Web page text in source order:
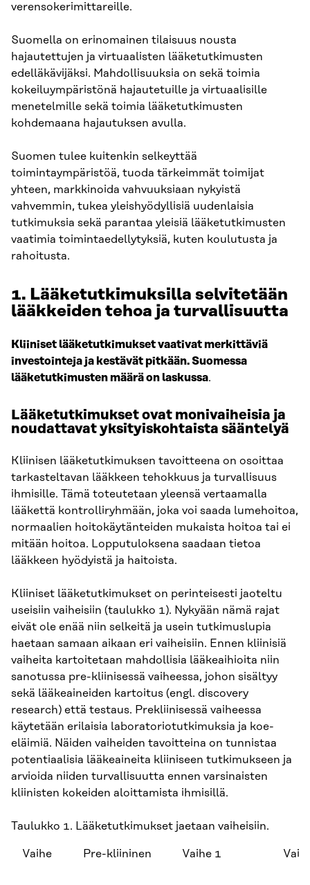
verensokerimittareille.
Suomella on erinomainen tilaisuus nousta
hajautettujen ja virtuaalisten lääketutkimusten
edelläkävijäksi. Mahdollisuuksia on sekä toimia
kokeiluympäristönä hajautetuille ja virtuaalisille
menetelmille sekä toimia lääketutkimusten
kohdemaana hajautuksen avulla.
Suomen tulee kuitenkin selkeyttää
toimintaympäristöä, tuoda tärkeimmät toimijat
yhteen, markkinoida vahvuuksiaan nykyistä
vahvemmin, tukea yleishyödyllisiä uudenlaisia
tutkimuksia sekä parantaa yleisiä lääketutkimusten
vaatimia toimintaedellytyksiä, kuten koulutusta ja
rahoitusta.
1. Lääketutkimuksilla selvitetään
lääkkeiden tehoa ja turvallisuutta
Kliiniset lääketutkimukset vaativat merkittäviä
investointeja ja kestävät pitkään. Suomessa
lääketutkimusten määrä on laskussa.
Lääketutkimukset ovat monivaiheisia ja
noudattavat yksityiskohtaista sääntelyä
Kliinisen lääketutkimuksen tavoitteena on osoittaa
tarkasteltavan lääkkeen tehokkuus ja turvallisuus
ihmisille. Tämä toteutetaan yleensä vertaamalla
lääkettä kontrolliryhmään, joka voi saada lumehoitoa,
normaalien hoitokäytänteiden mukaista hoitoa tai ei
mitään hoitoa. Lopputuloksena saadaan tietoa
lääkkeen hyödyistä ja haitoista.
Kliiniset lääketutkimukset on perinteisesti jaoteltu
useisiin vaiheisiin (taulukko 1). Nykyään nämä rajat
eivät ole enää niin selkeitä ja usein tutkimuslupia
haetaan samaan aikaan eri vaiheisiin. Ennen kliinisiä
vaiheita kartoitetaan mahdollisia lääkeaihioita niin
sanotussa pre-kliinisessä vaiheessa, johon sisältyy
sekä lääkeaineiden kartoitus (engl. discovery
research) että testaus. Prekliinisessä vaiheessa
käytetään erilaisia laboratoriotutkimuksia ja koe-
eläimiä. Näiden vaiheiden tavoitteina on tunnistaa
potentiaalisia lääkeaineita kliiniseen tutkimukseen ja
arvioida niiden turvallisuutta ennen varsinaisten
kliinisten kokeiden aloittamista ihmisillä.
Taulukko 1. Lääketutkimukset jaetaan vaiheisiin.
Vaihe Pre-kliininen Vaihe 1